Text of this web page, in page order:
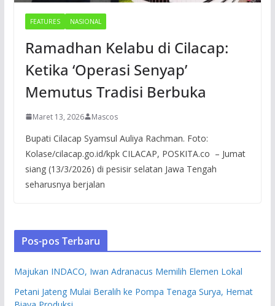
FEATURES NASIONAL
Ramadhan Kelabu di Cilacap:
Ketika ‘Operasi Senyap’
Memutus Tradisi Berbuka
Maret 13, 2026 Mascos
Bupati Cilacap Syamsul Auliya Rachman. Foto:
Kolase/cilacap.go.id/kpk CILACAP, POSKITA.co – Jumat
siang (13/3/2026) di pesisir selatan Jawa Tengah
seharusnya berjalan
Pos-pos Terbaru
Majukan INDACO, Iwan Adranacus Memilih Elemen Lokal
Petani Jateng Mulai Beralih ke Pompa Tenaga Surya, Hemat